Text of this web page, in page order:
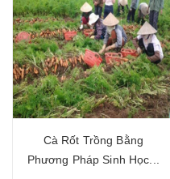
Cà Rốt Trồng Bằng
Phương Pháp Sinh Học...